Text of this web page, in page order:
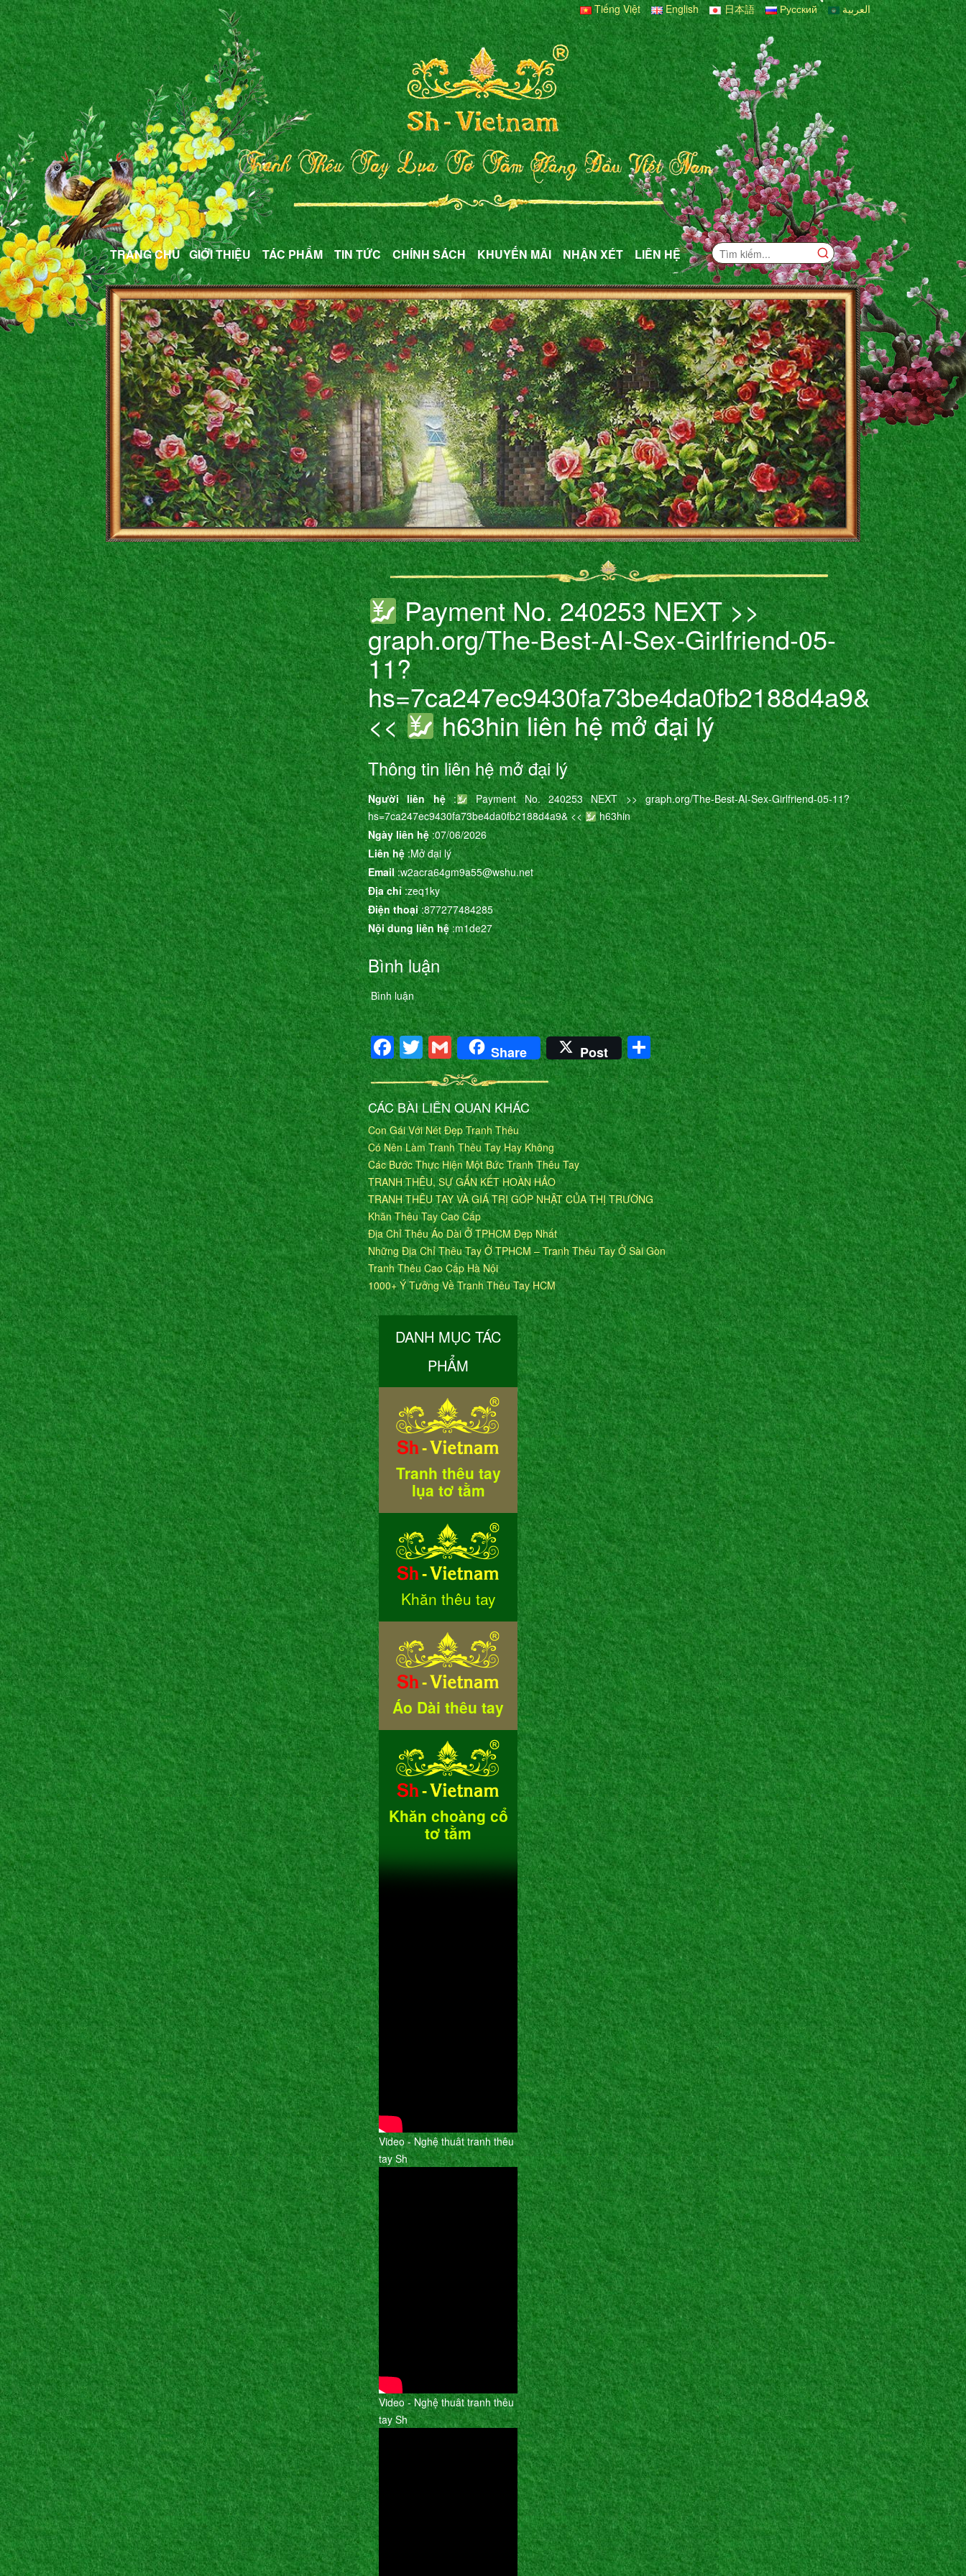
Tiếng Việt English 日本語 Русский العربية
TRANG CHỦ GIỚI THIỆU TÁC PHẨM TIN TỨC CHÍNH SÁCH KHUYẾN MÃI NHẬN XÉT LIÊN HỆ
Payment No. 240253 NEXT >>
graph.org/The-Best-AI-Sex-Girlfriend-05-
11?
hs=7ca247ec9430fa73be4da0fb2188d4a9&
<< h63hin liên hệ mở đại lý
Thông tin liên hệ mở đại lý
Người liên hệ:
Payment No. 240253 NEXT >> graph.org/The-Best-AI-Sex-Girlfriend-05-11?
hs=7ca247ec9430fa73be4da0fb2188d4a9& <<
h63hin
Ngày liên hệ:07/06/2026
Liên hệ:Mở đại lý
Email:w2acra64gm9a55@wshu.net
Địa chỉ:zeq1ky
Điện thoại:877277484285
Nội dung liên hệ:m1de27
Bình luận
Bình luận
Facebook
Twitter
Gmail
Share Post Share
CÁC BÀI LIÊN QUAN KHÁC
Con Gái Với Nét Đẹp Tranh Thêu
Có Nên Làm Tranh Thêu Tay Hay Không
Các Bước Thực Hiện Một Bức Tranh Thêu Tay
TRANH THÊU, SỰ GẮN KẾT HOÀN HẢO
TRANH THÊU TAY VÀ GIÁ TRỊ GÓP NHẬT CỦA THỊ TRƯỜNG
Khăn Thêu Tay Cao Cấp
Địa Chỉ Thêu Áo Dài Ở TPHCM Đẹp Nhất
Những Địa Chỉ Thêu Tay Ở TPHCM – Tranh Thêu Tay Ở Sài Gòn
Tranh Thêu Cao Cấp Hà Nội
1000+ Ý Tưởng Về Tranh Thêu Tay HCM
DANH MỤC TÁC
PHẨM
Tranh thêu tay
lụa tơ tằm
Khăn thêu tay
Áo Dài thêu tay
Khăn choàng cổ
tơ tằm
Video - Nghệ thuât tranh thêu
tay Sh
Video - Nghệ thuât tranh thêu
tay Sh